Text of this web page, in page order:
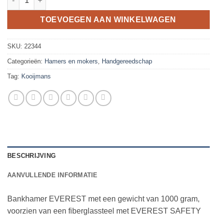
TOEVOEGEN AAN WINKELWAGEN
SKU: 22344
Categorieën: Hamers en mokers, Handgereedschap
Tag: Kooijmans
BESCHRIJVING
AANVULLENDE INFORMATIE
Bankhamer EVEREST met een gewicht van 1000 gram,
voorzien van een fiberglassteel met EVEREST SAFETY